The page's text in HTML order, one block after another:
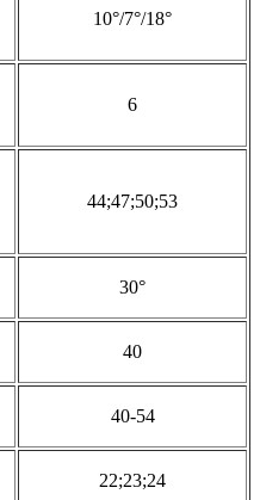
10°/7°/18°
6
44;47;50;53
30°
40
40-54
22;23;24